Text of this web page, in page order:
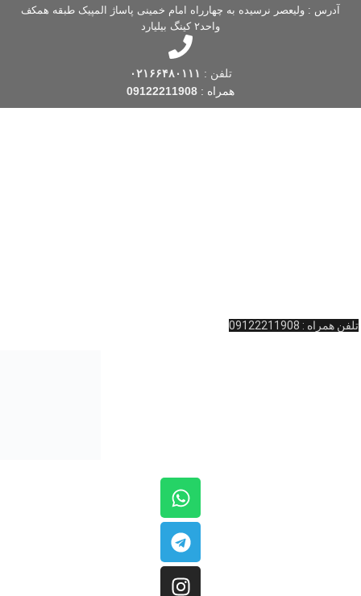
آدرس : ولیعصر نرسیده به چهارراه امام خمینی پاساژ المپیک طبقه همکف
واحد۲ کینگ بیلیارد
تلفن : ۰۲۱۶۶۴۸۰۱۱۱
همراه : 09122211908
تلفن همراه : 09122211908